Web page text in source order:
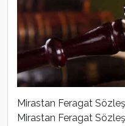
Mirastan Feragat
Mirastan Feragat